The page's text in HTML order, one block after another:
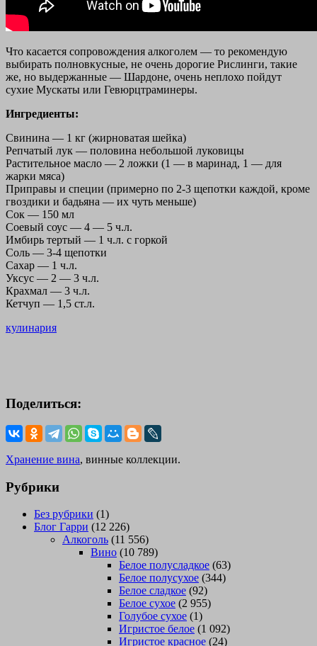
Что касается сопровождения алкоголем — то рекомендую
выбирать полновкусные, не очень дорогие Рислинги, такие
же, но выдержанные — Шардоне, очень неплохо пойдут
сухие Мускаты или Гевюрцтраминеры.
Ингредиенты:
Свинина — 1 кг (жирноватая шейка)
Репчатый лук — половина небольшой луковицы
Растительное масло — 2 ложки (1 — в маринад, 1 — для
жарки мяса)
Приправы и специи (примерно по 2-3 щепотки каждой, кроме
гвоздики и бадьяна — их чуть меньше)
Сок — 150 мл
Соевый соус — 4 — 5 ч.л.
Имбирь тертый — 1 ч.л. с горкой
Соль — 3-4 щепотки
Сахар — 1 ч.л.
Уксус — 2 — 3 ч.л.
Крахмал — 3 ч.л.
Кетчуп — 1,5 ст.л.
кулинария
Поделиться:
Хранение вина, винные коллекции.
Рубрики
Без рубрики (1)
Блог Гарри (12 226)
Алкоголь (11 556)
Вино (10 789)
Белое полусладкое (63)
Белое полусухое (344)
Белое сладкое (92)
Белое сухое (2 955)
Голубое сухое (1)
Игристое белое (1 092)
Игристое красное (24)